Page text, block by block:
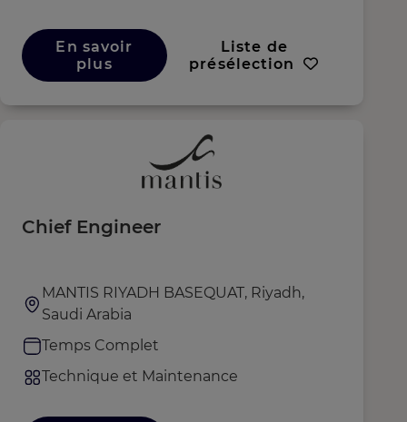
En savoir
plus
Liste de
présélection
Chief Engineer
MANTIS RIYADH BASEQUAT, Riyadh,
Saudi Arabia
Temps Complet
Technique et Maintenance